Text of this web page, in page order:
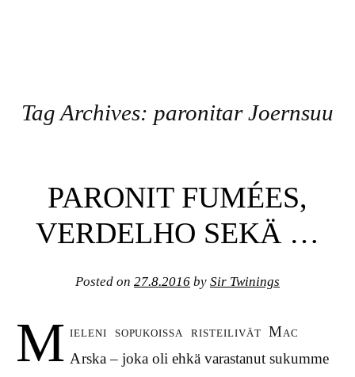
Tag Archives: paronitar Joernsuu
PARONIT FUMÉES,
VERDELHO SEKÄ …
Posted on 27.8.2016 by Sir Twinings
M ieleni sopukoissa risteilivät Mac
Arska – joka oli ehkä varastanut sukumme